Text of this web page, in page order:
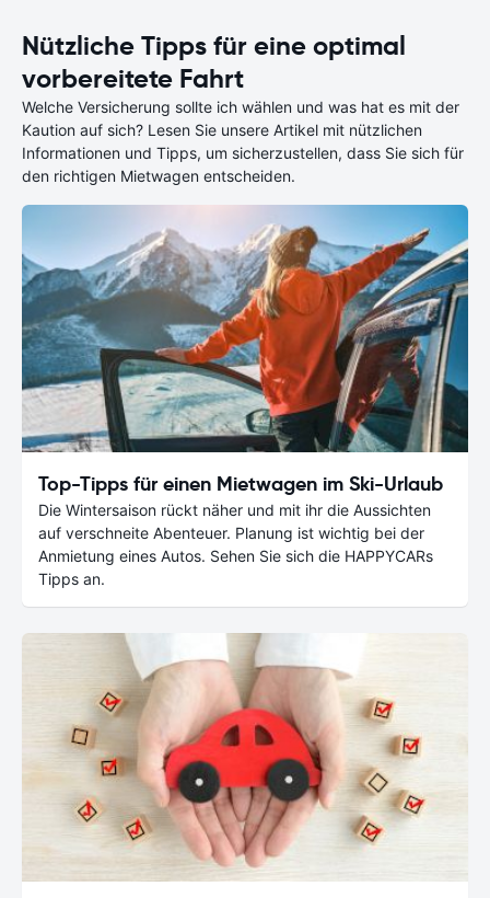
Nützliche Tipps für eine optimal
vorbereitete Fahrt
Welche Versicherung sollte ich wählen und was hat es mit der
Kaution auf sich? Lesen Sie unsere Artikel mit nützlichen
Informationen und Tipps, um sicherzustellen, dass Sie sich für
den richtigen Mietwagen entscheiden.
Top-Tipps für einen Mietwagen im Ski-Urlaub
Die Wintersaison rückt näher und mit ihr die Aussichten
auf verschneite Abenteuer. Planung ist wichtig bei der
Anmietung eines Autos. Sehen Sie sich die HAPPYCARs
Tipps an.